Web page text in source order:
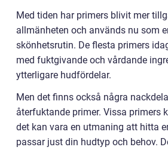
Med tiden har primers blivit mer
allmänheten och används nu som
skönhetsrutin. De flesta primers
med fuktgivande och vårdande
ytterligare hudfördelar.
Men det finns också några
återfuktande primer. Vissa primers
det kan vara en utmaning att hitta
passar just din hudtyp och behov.